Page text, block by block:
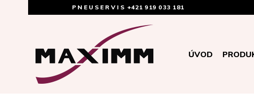
PNEUSERVIS +421 919 033 181
ÚVOD